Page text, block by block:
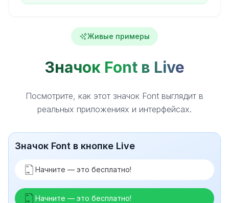
Живые примеры
Значок Font в Live
Посмотрите, как этот значок Font выглядит в
реальных приложениях и интерфейсах.
Значок Font в кнопке Live
Начните — это бесплатно!
Начните — это бесплатно!